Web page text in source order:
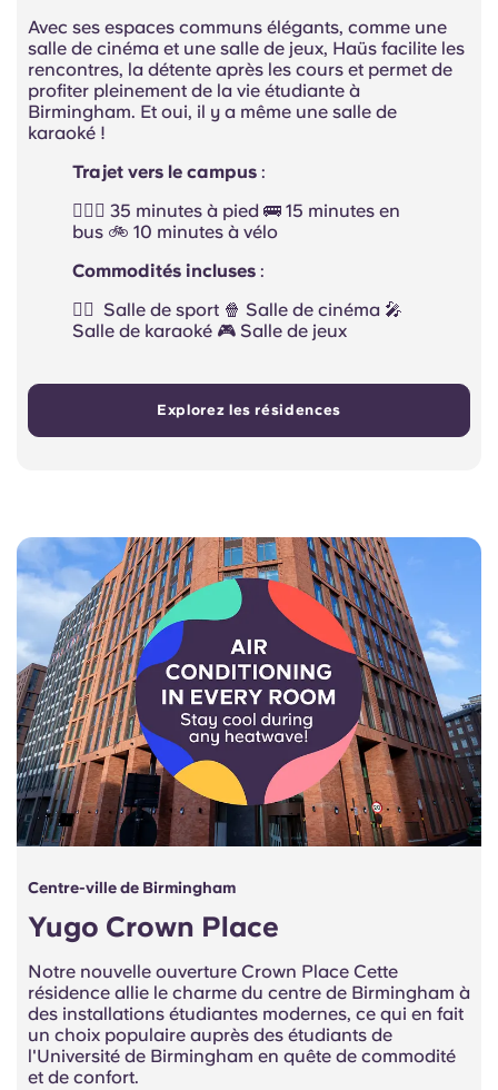
Avec ses espaces communs élégants, comme une
salle de cinéma et une salle de jeux, Haüs facilite les
rencontres, la détente après les cours et permet de
profiter pleinement de la vie étudiante à
Birmingham. Et oui, il y a même une salle de
karaoké !
Trajet vers le campus :
🚶🏻‍♂️ 35 minutes à pied 🚌 15 minutes en
bus 🚲 10 minutes à vélo
Commodités incluses :
🏋️‍♂️ ️ Salle de sport 🍿 Salle de cinéma 🎤
Salle de karaoké 🎮 Salle de jeux
Explorez les résidences
Centre-ville de Birmingham
Yugo Crown Place
Notre nouvelle ouverture Crown Place Cette
résidence allie le charme du centre de Birmingham à
des installations étudiantes modernes, ce qui en fait
un choix populaire auprès des étudiants de
l'Université de Birmingham en quête de commodité
et de confort.